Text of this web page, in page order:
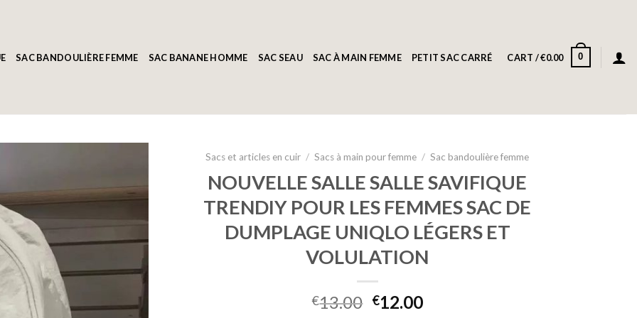
SAC BANDOULIÈRE FEMME SAC BANANE HOMME SAC SEAU SAC À MAIN FEMME PETIT SAC CARRÉ CART /€0.00 0
Sacs et articles en cuir / Sacs à main pour femme / Sac bandoulière femme
NOUVELLE SALLE SALLE SAVIFIQUE
TRENDIY POUR LES FEMMES SAC DE
DUMPLAGE UNIQLO LÉGERS ET
VOLULATION
€13.00 €12.00